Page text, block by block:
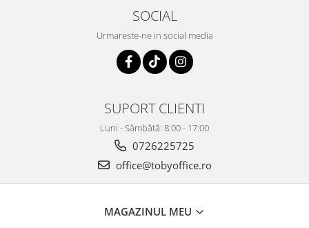
SOCIAL
Urmareste-ne in social media
SUPORT CLIENTI
Luni - Sâmbătă: 8:00 - 17:00
0726225725
office@tobyoffice.ro
MAGAZINUL MEU